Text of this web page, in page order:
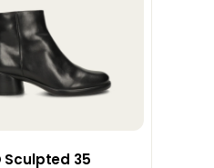
Sculpted 35